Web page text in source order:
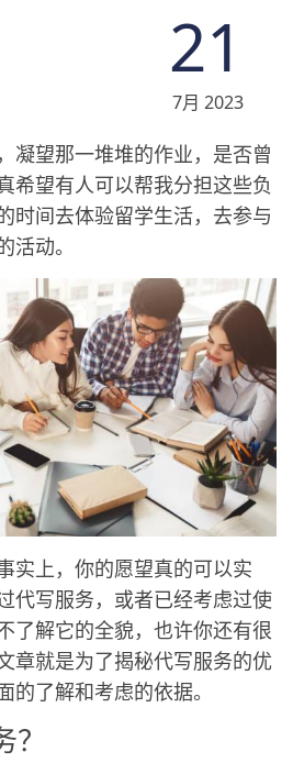
21
7月 2023
凝望那一堆堆的作业，是否曾
希望有人可以帮我分担这些负
时间去体验留学生活，去参与
活动。
实上，你的愿望真的可以实
代写服务，或者已经考虑过使
了解它的全貌，也许你还有很
章就是为了揭秘代写服务的优
的了解和考虑的依据。